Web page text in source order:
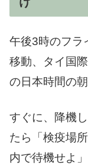
午後3時のフラ
移動、タイ国
の日本時間の
すぐに、降機
たら「検疫場
内で待機せよ